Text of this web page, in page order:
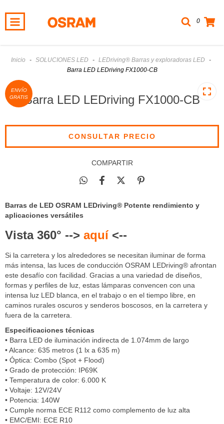
0
Inicio - SOLUCIONES LED - LEDriving® Barras y exploradoras LED
-
Barra LED LEDriving FX1000-CB
ENVÍO
GRATISBarra LED LEDriving FX1000-CB
COMPARTIR
Barras de LED OSRAM LEDriving® Potente rendimiento y
aplicaciones versátiles
Vista 360° --> aquí<--
Si la carretera y los alrededores se necesitan iluminar de forma
más intensa, las luces de conducción OSRAM LEDriving® afrontan
este desafío con facilidad. Gracias a una variedad de diseños,
formas y perfiles de luz, estas lámparas convencen con una
intensa luz LED blanca, en el trabajo o en el tiempo libre, en
caminos rurales oscuros y senderos boscosos, en la carretera y
fuera de la carretera.
Especificaciones técnicas
• Barra LED de iluminación indirecta de 1.074mm de largo
• Alcance: 635 metros (1 lx a 635 m)
• Óptica: Combo (Spot + Flood)
• Grado de protección: IP69K
• Temperatura de color: 6.000 K
• Voltaje: 12V/24V
• Potencia: 140W
• Cumple norma ECE R112 como complemento de luz alta
• EMC/EMI: ECE R10